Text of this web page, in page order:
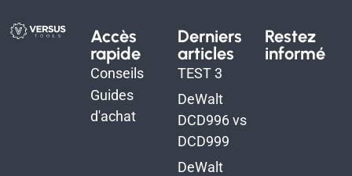
Accès
rapide
Conseils
Guides
d'achat
Derniers
articles
TEST 3
DeWalt
DCD996 vs
DCD999
DeWalt
Restez
informé